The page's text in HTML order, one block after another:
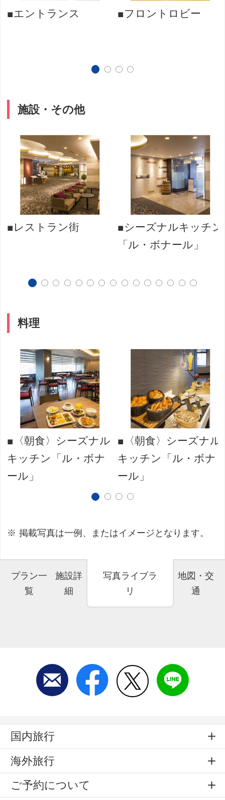
■エントランス ■フロントロビー
施設・その他
■レストラン街
■シーズナルキッチン
「ル・ボナール」
料理
■〈朝食〉シーズナル
キッチン「ル・ボナ
ール」
■〈朝食〉シーズナル
キッチン「ル・ボナ
ール」
掲載写真は一例、またはイメージとなります。
プラン一
覧
施設詳
細
写真ライブラ
リ
地図・交
通
国内旅行
海外旅行
ご予約について